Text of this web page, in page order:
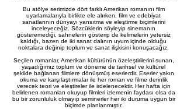
Bu atölye serimizde dört farklı Amerikan romanını film
uyarlamalarıyla birlikte ele alırken, film ve edebiyat
sanatlarının dünyayı yansıtma ve eleştirme biçimlerini
inceleyeceğiz. Sözcüklerin söyleyip sinemanın
gösteremediği, sahnelerin gösterip de kelimelerin yetersiz
kaldığı, bazen de iki sanat dalının uyum içinde olduğu
noktalara değinip toplum ve sanat ilişkisini konuşacağız.
Seçilen romanlar, Amerikan kültürünün özeleştirilerini sunan,
yaşadığımız toplum ve döneme de tarihsel ve kültürel
şekilde bağlanan filmlere dönüşmüş eserlerdir. Eserler yakın
okuma ve karşılaştırmalar ile her roman ve filme derinlik
verecek teori ve eleştireler ile irdelenecektir. Her hafta için
belirlenen romanları okuyup filmleri izlemenin faydası olsa da
bu bir zorunluluk olmayıp seminerler her iki duruma uygun bir
biçimde planlanmıştır.